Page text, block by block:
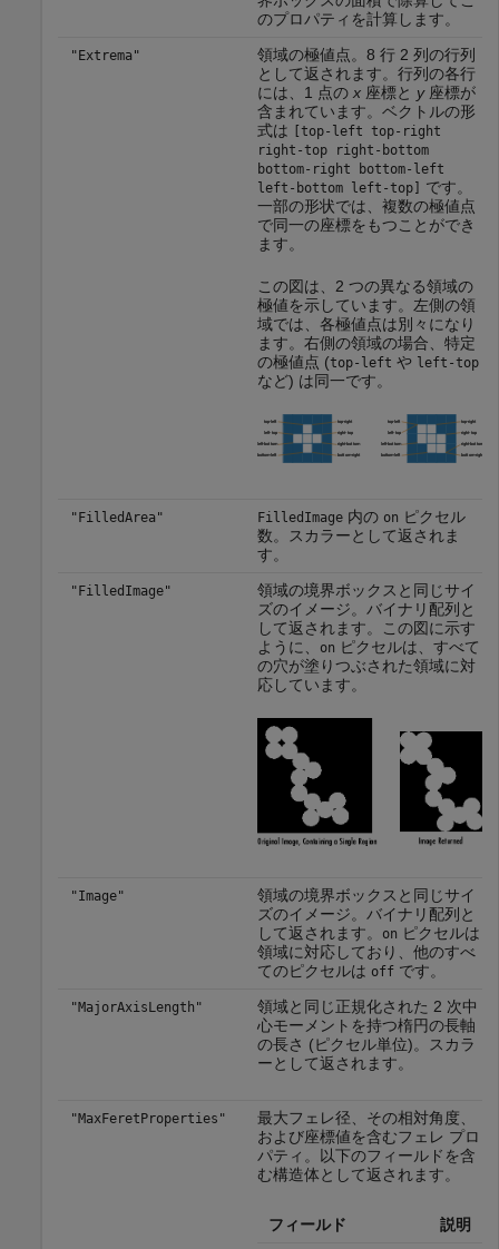
のプロパティを計算します。
"Extrema"
領域の極値点。8 行 2 列の行列
として返されます。行列の各行
には、1 点の x座標と y座標が
含まれています。ベクトルの形
式は
[top-left top-right
right-top right-bottom
bottom-right bottom-left
left-bottom left-top] です。
一部の形状では、複数の極値点
で同一の座標をもつことができ
ます。
この図は、2 つの異なる領域の
極値を示しています。左側の領
域では、各極値点は別々になり
ます。右側の領域の場合、特定
の極値点 (top-left や left-top
など) は同一です。
"FilledArea" FilledImage内の on ピクセル
数。スカラーとして返されま
す。
"FilledImage"
領域の境界ボックスと同じサイ
ズのイメージ。バイナリ配列と
して返されます。この図に示す
ように、
on ピクセルは、すべて
の穴が塗りつぶされた領域に対
応しています。
"Image"
領域の境界ボックスと同じサイ
ズのイメージ。バイナリ配列と
して返されます。
on ピクセルは
領域に対応しており、他のすべ
てのピクセルは offです。
"MajorAxisLength"
領域と同じ正規化された 2 次中
心モーメントを持つ楕円の長軸
の長さ (ピクセル単位)。スカラ
ーとして返されます。
"MaxFeretProperties"
最大フェレ径、その相対角度、
および座標値を含むフェレ プロ
パティ。以下のフィールドを含
む構造体として返されます。
フィールド 説明